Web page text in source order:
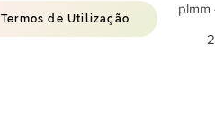
Termos de Utilização
plmm